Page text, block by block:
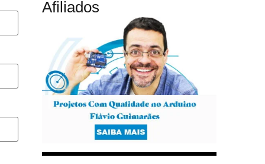
Afiliados